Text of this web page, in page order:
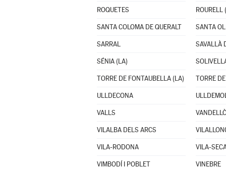
ROQUETES ROURELL
SANTA COLOMA DE QUERALT SANTA
SARRAL SAVALLÀ
SÉNIA (LA)
TORRE DE FONTAUBELLA (LA) TORRE
ULLDECONA
VALLS
VILALBA DELS ARCS
VILA-RODONA VILA-
VIMBODÍ I POBLET VINEBRE